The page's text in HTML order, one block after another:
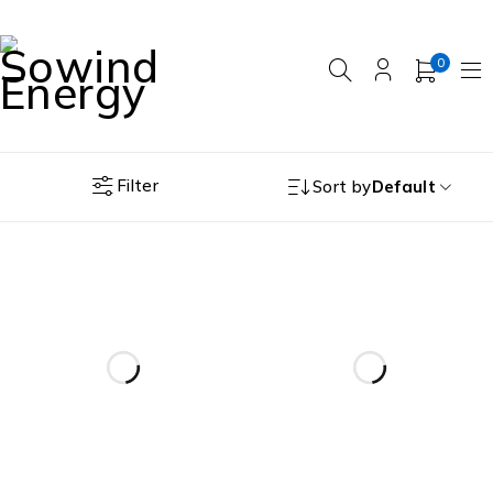
0
Filter Sort byDefault